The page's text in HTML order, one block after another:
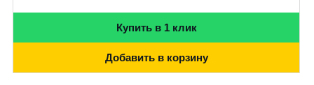
Купить в 1 клик
Добавить в корзину